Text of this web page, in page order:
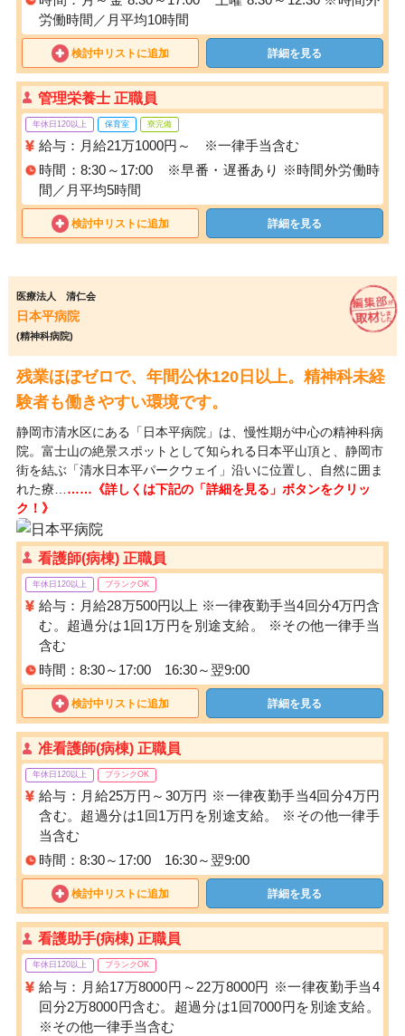
労働時間／月平均10時間
検討中リストに追加 詳細を見る
管理栄養士 正職員
年休日120以上 保育室 寮完備
給与：月給21万1000円～ ※一律手当含む
時間：8:30～17:00 ※早番・遅番あり ※時間外労働時
間／月平均5時間
検討中リストに追加 詳細を見る
医療法人 清仁会
日本平病院
(精神科病院)
残業ほぼゼロで、年間公休120日以上。精神科未経
験者も働きやすい環境です。
静岡市清水区にある「日本平病院」は、慢性期が中心の精神科病
院。富士山の絶景スポットとして知られる日本平山頂と、静岡市
街を結ぶ「清水日本平パークウェイ」沿いに位置し、自然に囲ま
れた療… ……《詳しくは下記の「詳細を見る」ボタンをクリッ
ク！》
看護師(病棟) 正職員
年休日120以上 ブランクOK
給与：月給28万500円以上 ※一律夜勤手当4回分4万円含
む。超過分は1回1万円を別途支給。 ※その他一律手当
含む
時間：8:30～17:00 16:30～翌9:00
検討中リストに追加 詳細を見る
准看護師(病棟) 正職員
年休日120以上 ブランクOK
給与：月給25万円～30万円 ※一律夜勤手当4回分4万円
含む。超過分は1回1万円を別途支給。 ※その他一律手
当含む
時間：8:30～17:00 16:30～翌9:00
検討中リストに追加 詳細を見る
看護助手(病棟) 正職員
年休日120以上 ブランクOK
給与：月給17万8000円～22万8000円 ※一律夜勤手当4
回分2万8000円含む。超過分は1回7000円を別途支給。
※その他一律手当含む